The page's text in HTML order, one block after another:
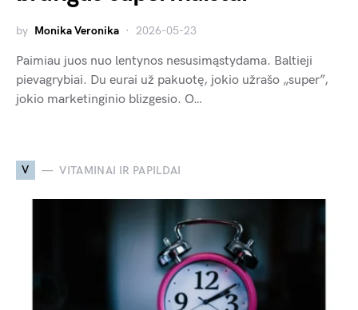
by Monika Veronika 2026-05-23
Paimiau juos nuo lentynos nesusimąstydama. Baltieji
pievagrybiai. Du eurai už pakuotę, jokio užrašo „super”,
jokio marketinginio blizgesio. O…
V VITAMINAI IR PAPILDAI